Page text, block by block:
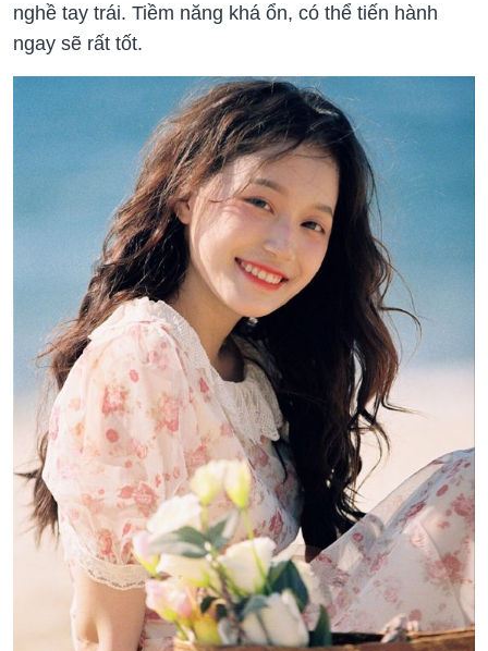
nghề tay trái. Tiềm năng khá ổn, có thể tiến hành
ngay sẽ rất tốt.